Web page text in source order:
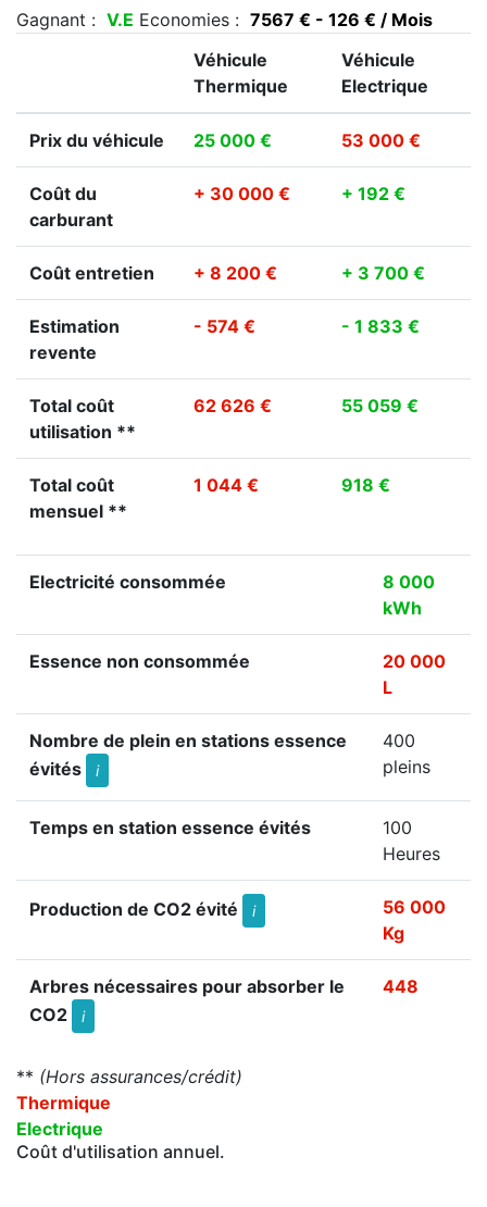
Gagnant : V.E Economies : 7567 € - 126 € / Mois
Véhicule
Thermique
Véhicule
Electrique
Prix du véhicule 25 000 € 53 000 €
Coût du
carburant
+ 30 000 € + 192 €
Coût entretien + 8 200 € + 3 700 €
Estimation
revente
- 574 € - 1 833 €
Total coût
utilisation **
62 626 € 55 059 €
Total coût
mensuel **
1 044 € 918 €
Electricité consommée
8 000
kWh
Essence non consommée
20 000
L
Nombre de plein en stations essence
évités
i
400
pleins
Temps en station essence évités
100
Heures
Production de CO2 évité i
56 000
Kg
Arbres nécessaires pour absorber le
CO2
i
448
** (Hors assurances/crédit)
Thermique
Electrique
Coût d'utilisation annuel.